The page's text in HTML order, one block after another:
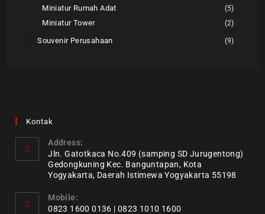
Miniatur Rumah Adat (5)
Miniatur Tower (2)
Souvenir Perusahaan (9)
Kontak
Address:
Jln. Gatotkaca No.409 (samping SD Jurugentong)
Gedongkuning Kec. Banguntapan, Kota
Yogyakarta, Daerah Istimewa Yogyakarta 55198
Mobile:
0823 1600 0136 | 0823 1010 1600